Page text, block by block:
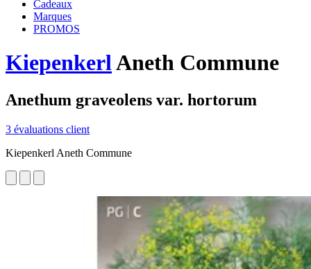
Cadeaux
Marques
PROMOS
KiepenkerlAneth Commune
Anethum graveolens var. hortorum
3 évaluations client
Kiepenkerl Aneth Commune